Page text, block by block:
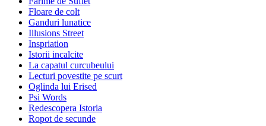
Floare de colt
Ganduri lunatice
Illusions Street
Inspriation
Istorii incalcite
La capatul curcubeului
Lecturi povestite pe scurt
Oglinda lui Erised
Psi Words
Redescopera Istoria
Ropot de secunde